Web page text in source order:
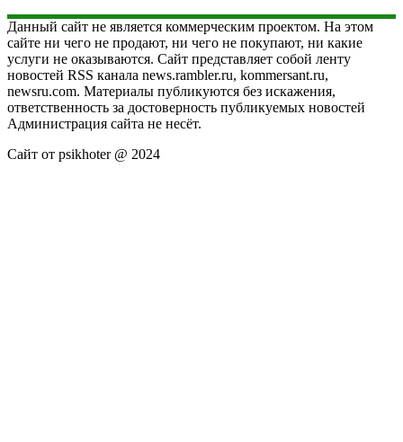
Данный сайт не является коммерческим проектом. На этом
сайте ни чего не продают, ни чего не покупают, ни какие
услуги не оказываются. Сайт представляет собой ленту
новостей RSS канала news.rambler.ru, kommersant.ru,
newsru.com. Материалы публикуются без искажения,
ответственность за достоверность публикуемых новостей
Администрация сайта не несёт.
Сайт от psikhoter @ 2024